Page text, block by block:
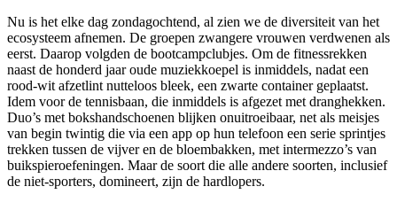
Nu is het elke dag zondagochtend, al zien we de diversiteit van het
ecosysteem afnemen. De groepen zwangere vrouwen verdwenen als
eerst. Daarop volgden de bootcampclubjes. Om de fitnessrekken
naast de honderd jaar oude muziekkoepel is inmiddels, nadat een
rood-wit afzetlint nutteloos bleek, een zwarte container geplaatst.
Idem voor de tennisbaan, die inmiddels is afgezet met dranghekken.
Duo’s met bokshandschoenen blijken onuitroeibaar, net als meisjes
van begin twintig die via een app op hun telefoon een serie sprintjes
trekken tussen de vijver en de bloembakken, met intermezzo’s van
buikspieroefeningen. Maar de soort die alle andere soorten, inclusief
de niet-sporters, domineert, zijn de hardlopers.